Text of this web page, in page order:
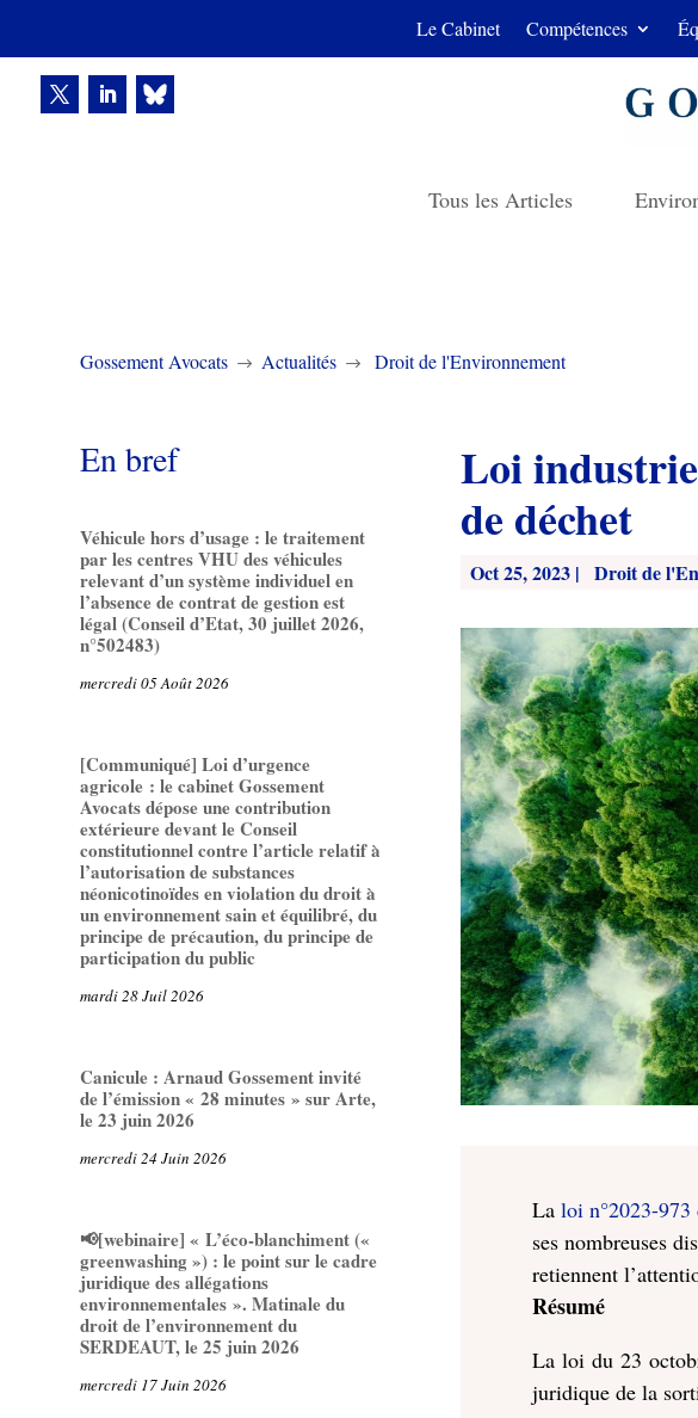
Le Cabinet Compétences
Tous les Articles
Gossement Avocats $ Actualités $ Droit de l'Environnement
En bref
Véhicule hors d’usage : le traitement
par les centres VHU des véhicules
relevant d’un système individuel en
l’absence de contrat de gestion est
légal (Conseil d’Etat, 30 juillet 2026,
n°502483)
mercredi 05 Août 2026
[Communiqué] Loi d’urgence
agricole : le cabinet Gossement
Avocats dépose une contribution
extérieure devant le Conseil
constitutionnel contre l’article relatif à
l’autorisation de substances
néonicotinoïdes en violation du droit à
un environnement sain et équilibré, du
principe de précaution, du principe de
participation du public
mardi 28 Juil 2026
Canicule : Arnaud Gossement invité
de l’émission « 28 minutes » sur Arte,
le 23 juin 2026
mercredi 24 Juin 2026
📢[webinaire] « L’éco-blanchiment («
greenwashing ») : le point sur le cadre
juridique des allégations
environnementales ». Matinale du
droit de l’environnement du
SERDEAUT, le 25 juin 2026
mercredi 17 Juin 2026
Loi
de déchet
Oct 25, 2023 | Droit de
Laloi n°2023-973
ses nombreuses
retiennent
Résumé
La loi du 23
juridique de la